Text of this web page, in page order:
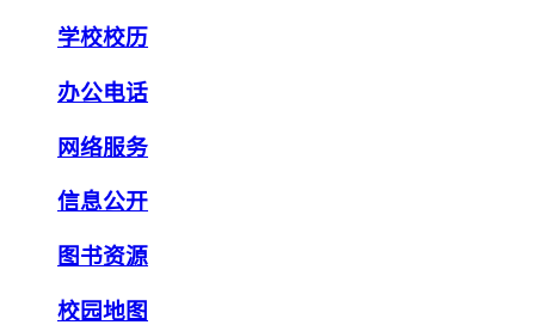
学校校历
办公电话
网络服务
信息公开
图书资源
校园地图